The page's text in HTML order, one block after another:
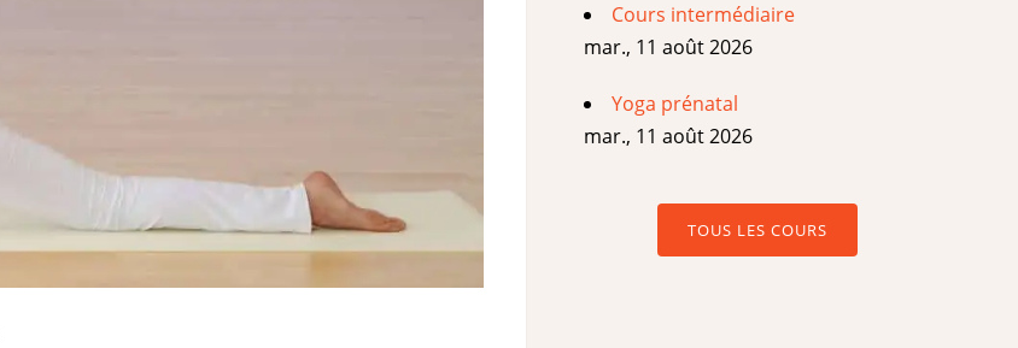
Cours intermédiaire
mar., 11 août 2026
Yoga prénatal
mar., 11 août 2026
TOUS LES COURS